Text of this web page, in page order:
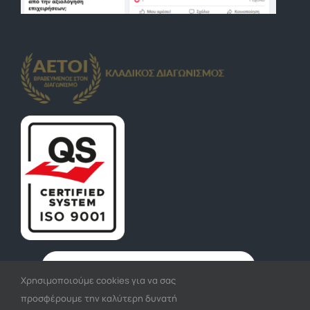
Χρησιμοποιούμε cookies για να σας
προσφέρουμε την καλύτερη δυνατή